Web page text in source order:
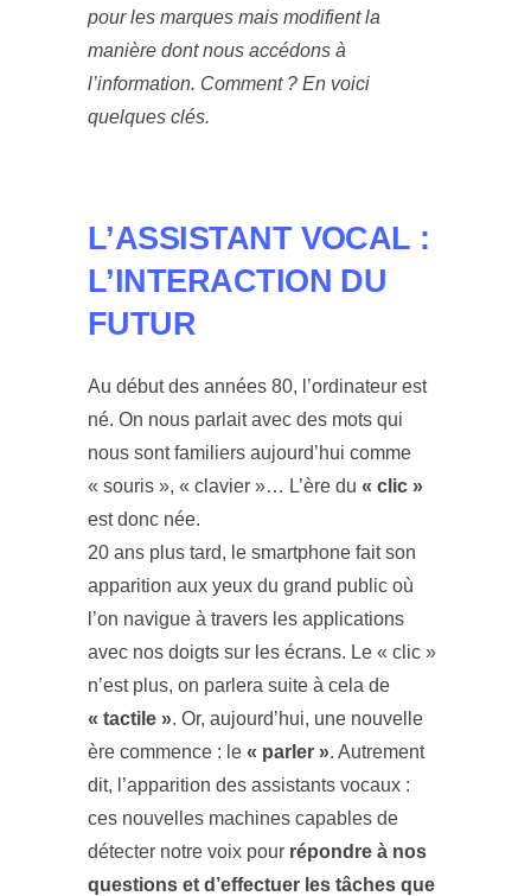
pour les marques mais modifient la
manière dont nous accédons à
l’information. Comment ? En voici
quelques clés.
L’ASSISTANT VOCAL :
L’INTERACTION DU
FUTUR
Au début des années 80, l’ordinateur est
né. On nous parlait avec des mots qui
nous sont familiers aujourd’hui comme
« souris », « clavier »… L’ère du « clic »
est donc née.
20 ans plus tard, le smartphone fait son
apparition aux yeux du grand public où
l’on navigue à travers les applications
avec nos doigts sur les écrans. Le « clic »
n’est plus, on parlera suite à cela de
« tactile ». Or, aujourd’hui, une nouvelle
ère commence : le « parler ». Autrement
dit, l’apparition des assistants vocaux :
ces nouvelles machines capables de
détecter notre voix pour répondre à nos
questions et d’effectuer les tâches que